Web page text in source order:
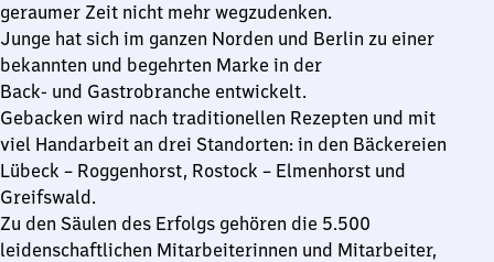
geraumer Zeit nicht mehr wegzudenken.
Junge hat sich im ganzen Norden und Berlin zu einer
bekannten und begehrten Marke in der
Back- und Gastrobranche entwickelt.
Gebacken wird nach traditionellen Rezepten und mit
viel Handarbeit an drei Standorten: in den Bäckereien
Lübeck – Roggenhorst, Rostock – Elmenhorst und
Greifswald.
Zu den Säulen des Erfolgs gehören die 5.500
leidenschaftlichen Mitarbeiterinnen und Mitarbeiter,